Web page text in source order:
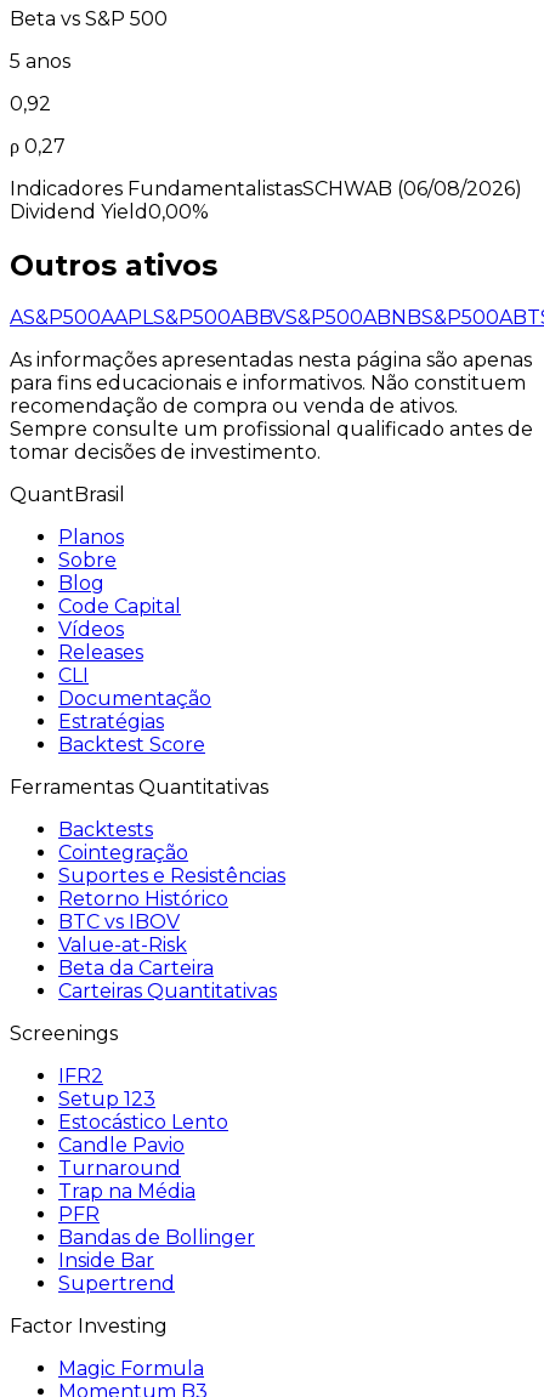
Beta vs S&P 500
5 anos
0,92
ρ 0,27
Indicadores FundamentalistasSCHWAB (06/08/2026)
Dividend Yield0,00%
Outros ativos
AS&P500AAPLS&P500ABBVS&P500ABNBS&P500ABT
As informações apresentadas nesta página são apenas
para fins educacionais e informativos. Não constituem
recomendação de compra ou venda de ativos.
Sempre consulte um profissional qualificado antes de
tomar decisões de investimento.
QuantBrasil
Planos
Sobre
Blog
Code Capital
Vídeos
Releases
CLI
Documentação
Estratégias
Backtest Score
Ferramentas Quantitativas
Backtests
Cointegração
Suportes e Resistências
Retorno Histórico
BTC vs IBOV
Value-at-Risk
Beta da Carteira
Carteiras Quantitativas
Screenings
IFR2
Setup 123
Estocástico Lento
Candle Pavio
Turnaround
Trap na Média
PFR
Bandas de Bollinger
Inside Bar
Supertrend
Factor Investing
Magic Formula
Momentum B3